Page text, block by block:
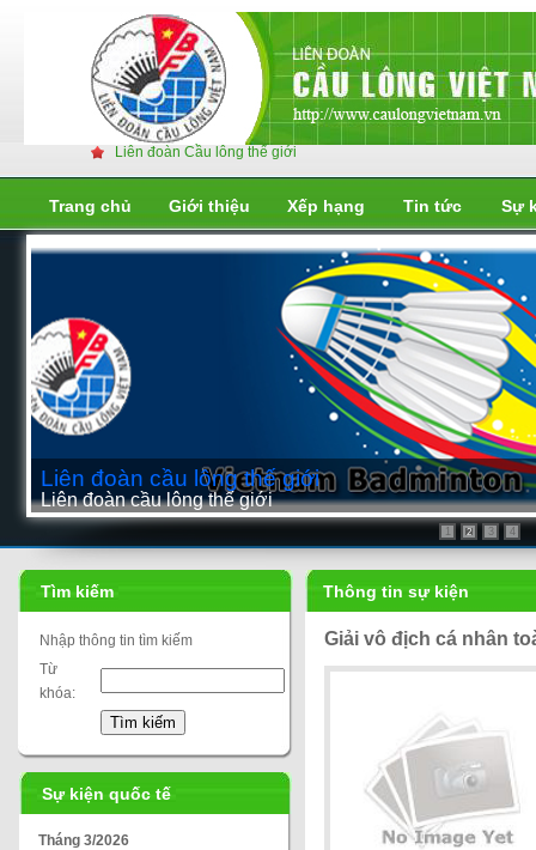
Liên đoàn Cầu lông thế giới
Trang chủ Giới thiệu Xếp hạng Tin tức Sự
Liên đoàn cầu lông thế giới
Liên đoàn cầu lông thế giới
1 2 3 4
Tìm kiếm
Nhập thông tin tìm kiếm
Từ
khóa:
Sự kiện quốc tế
Tháng 3/2026
Thông tin sự kiện
Giải vô địch cá nhân